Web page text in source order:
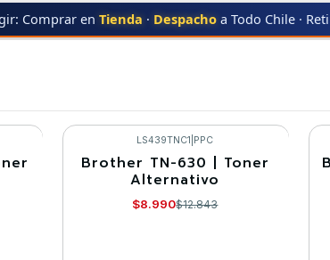
Comprar en Tienda · Despacho a Todo Chile ·
MFC-L2720DW
MFC-L2720DW
-30%
LS439TNC1 PPC
Brother TN-630 | Toner
Alternativo
$8.990$12.843